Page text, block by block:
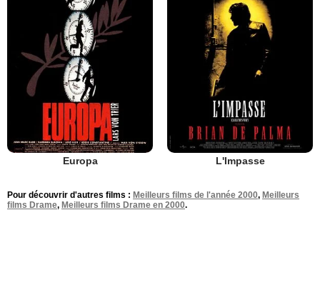
Europa L'Impasse
Pour découvrir d'autres films : Meilleurs films de l'année 2000, Meilleurs
films Drame, Meilleurs films Drame en 2000.